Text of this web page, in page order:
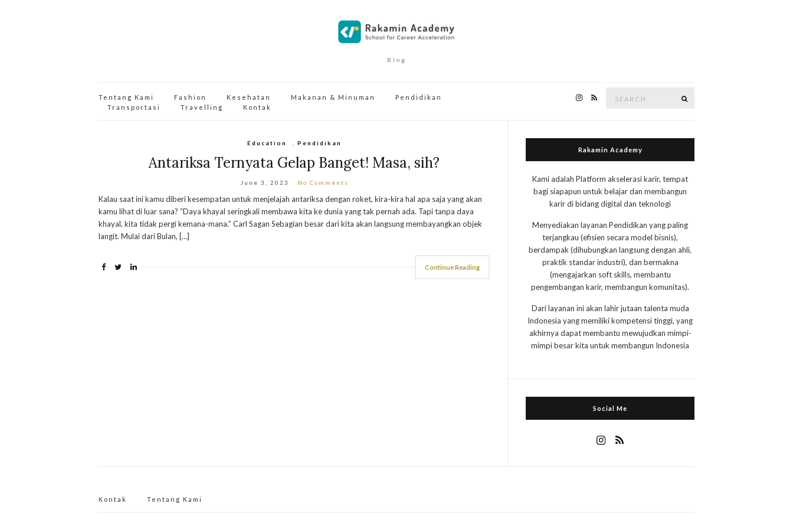
Blog
Tentang Kami Fashion Kesehatan Makanan & Minuman
Pendidikan
Transportasi
Travelling Kontak
Education Pendidikan
Antariksa Ternyata Gelap Banget! Masa, sih?
June 3, 2023 No Comments
Kalau saat ini kamu diberi kesempatan untuk menjelajah antariksa dengan roket, kira-kira hal apa saja yang akan
kamu lihat di luar sana? “Daya khayal seringkali membawa kita ke dunia yang tak pernah ada. Tapi tanpa daya
khayal, kita tidak pergi kemana-mana.” Carl Sagan Sebagian besar dari kita akan langsung membayangkan objek
langit. Mulai dari Bulan, […]
Continue Reading
Rakamin Academy
Kami adalah Platform akselerasi karir, tempat
bagi siapapun untuk belajar dan membangun
karir di bidang digital dan teknologi
Menyediakan layanan Pendidikan yang paling
terjangkau (efisien secara model bisnis),
berdampak (dihubungkan langsung dengan ahli,
praktik standar industri), dan bermakna
(mengajarkan soft skills, membantu
pengembangan karir, membangun komunitas).
Dari layanan ini akan lahir jutaan talenta muda
Indonesia yang memiliki kompetensi tinggi, yang
akhirnya dapat membantu mewujudkan mimpi-
mimpi besar kita untuk membangun Indonesia
Social Me
Kontak Tentang Kami